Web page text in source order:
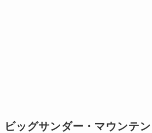
ビッグサンダー・マウンテン